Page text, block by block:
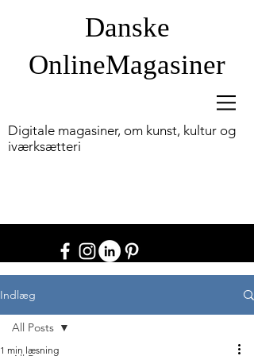
Danske
OnlineMagasiner
Digitale magasiner, om kunst, kultur og
iværksætteri
Indlæg
All Posts
1 min læsning